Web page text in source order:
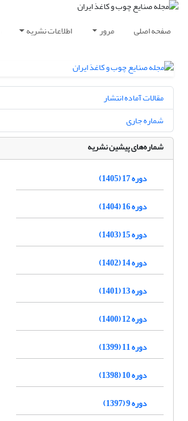
صفحه اصلی مرور اطلاعات نشریه
مقالات آماده انتشار
شماره جاری
شماره‌های پیشین نشریه
دوره 17 (1405)
دوره 16 (1404)
دوره 15 (1403)
دوره 14 (1402)
دوره 13 (1401)
دوره 12 (1400)
دوره 11 (1399)
دوره 10 (1398)
دوره 9 (1397)